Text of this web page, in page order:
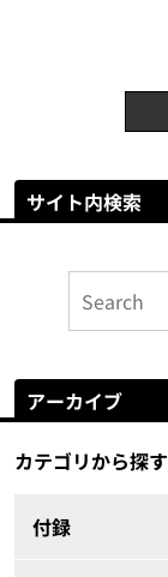
サイト内検索
アーカイブ
カテゴリから探す
付録